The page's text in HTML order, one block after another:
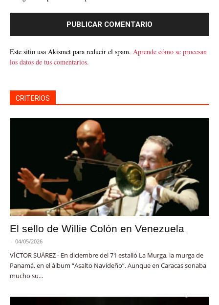
Este sitio usa Akismet para reducir el spam. Aprende cómo se procesan
los datos de tus comentarios.
CRITERIOS
El sello de Willie Colón en Venezuela
- 04/05/2026
VÍCTOR SUÁREZ - En diciembre del 71 estalló La Murga, la murga de
Panamá, en el álbum “Asalto Navideño”. Aunque en Caracas sonaba
mucho su...